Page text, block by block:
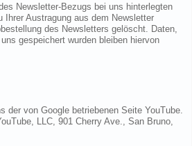
Newsletter-Bezugs bei uns hinterlegten
Ihrer Austragung aus dem Newsletter
des Newsletters gelöscht. Daten,
gespeichert wurden bleiben hiervon
der von Google betriebenen Seite YouTube.
LLC, 901 Cherry Ave., San Bruno,